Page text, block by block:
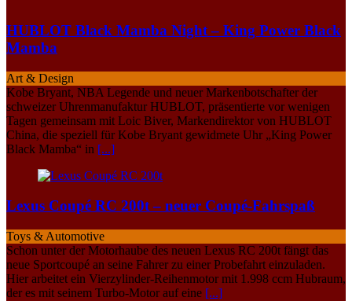
HUBLOT Black Mamba Night – King Power Black
Mamba
Art & Design
Kobe Bryant, NBA Legende und neuer Markenbotschafter der
schweizer Uhrenmanufaktur HUBLOT, präsentierte vor wenigen
Tagen gemeinsam mit Loic Biver, Markendirektor von HUBLOT
China, die speziell für Kobe Bryant gewidmete Uhr „King Power
Black Mamba“ in [...]
Lexus Coupé RC 200t – neuer Coupé-Fahrspaß
Toys & Automotive
Schon unter der Motorhaube des neuen Lexus RC 200t fängt das
neue Sportcoupé an seine Fahrer zu einer Probefahrt einzuladen.
Hier arbeitet ein Vierzylinder-Reihenmotor mit 1.998 ccm Hubraum,
der es mit seinem Turbo-Motor auf eine [...]